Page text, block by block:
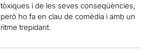
tòxiques i de les seves conseqüències,
però ho fa en clau de comèdia i amb un
ritme trepidant.